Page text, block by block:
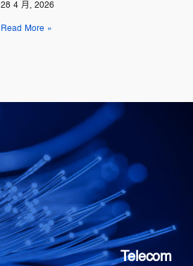
28 4 月, 2026
Read More »
Telecom
Telecom
SOAs: 10G & 25G
DFB
FP Lasers
PICs